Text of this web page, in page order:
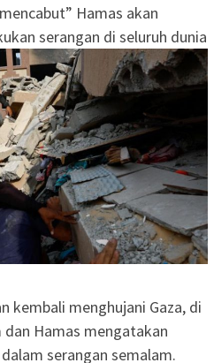
Hamas akan
serangan di seluruh dunia
kembali menghujani Gaza, di
Hamas mengatakan
serangan semalam.